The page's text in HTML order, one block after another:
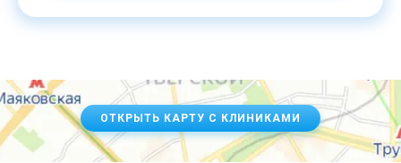
ОТКРЫТЬ КАРТУ С КЛИНИКАМИ